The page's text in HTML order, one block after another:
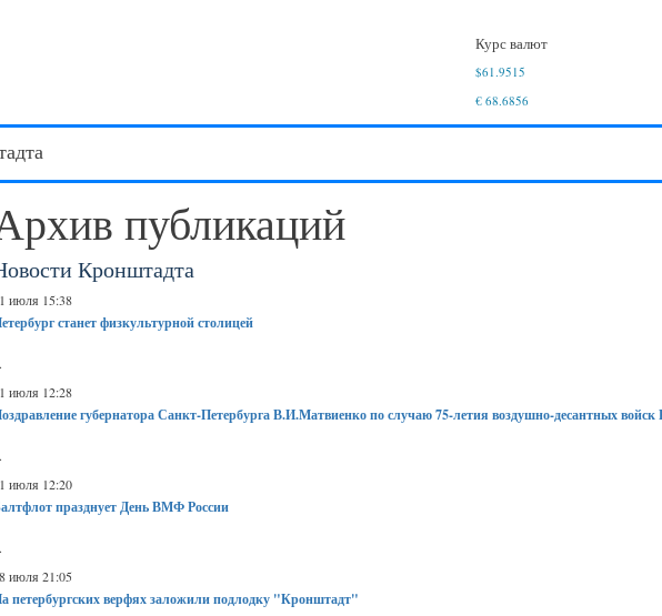
Курс валют
$61.9515
€ 68.6856
публикаций
Кронштадта
июля 15:38
станет физкультурной столицей
июля 12:28
губернатора Санкт-Петербурга В.И.Матвиенко по случаю 75-летия воздушно-десантных войск
июля 12:20
празднует День ВМФ России
июля 21:05
петербургских верфях заложили подлодку "Кронштадт"